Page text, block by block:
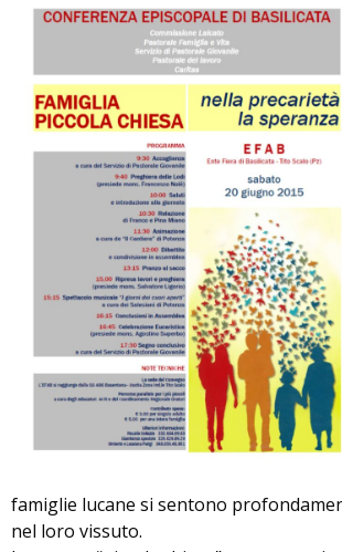
famiglie lucane si sentono
nel loro vissuto.